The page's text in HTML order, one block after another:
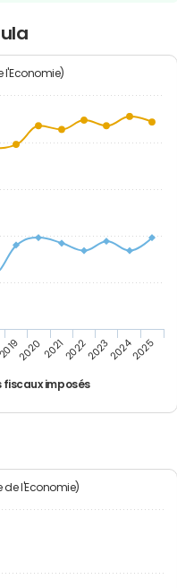
l'Economie)
fiscaux imposés
2019202020212022202320242025
de l'Economie)